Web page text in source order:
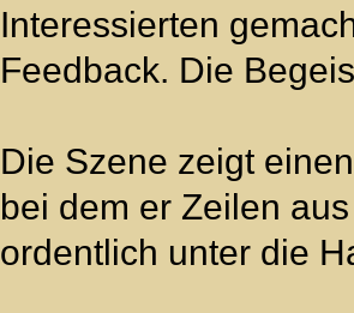
Interessierten
Feedback. Die
Die Szene zeigt
bei dem er Zeilen
ordentlich unter die